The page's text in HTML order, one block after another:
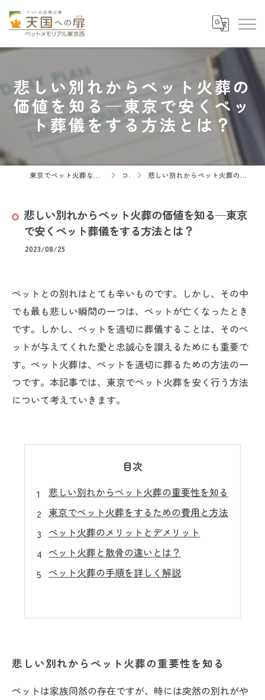
悲しい別れからペット火葬の
価値を知る—東京で安くペッ
ト葬儀をする方法とは？
東京でペット火葬なら天国への扉 ペットメモリアル東京西 コラム 悲しい別れからペット火葬の価値を知る—東京で安くペット葬儀をする方法とは？
悲しい別れからペット火葬の価値を知る—東京
で安くペット葬儀をする方法とは？
2023/08/25
ペットとの別れはとても辛いものです。しかし、その中
でも最も悲しい瞬間の一つは、ペットが亡くなったとき
です。しかし、ペットを適切に葬儀することは、そのペ
ットが与えてくれた愛と忠誠心を讃えるためにも重要で
す。ペット火葬は、ペットを適切に葬るための方法の一
つです。本記事では、東京でペット火葬を安く行う方法
について考えていきます。
目次
悲しい別れからペット火葬の重要性を知る
東京でペット火葬をするための費用と方法
ペット火葬のメリットとデメリット
ペット火葬と散骨の違いとは？
ペット火葬の手順を詳しく解説
悲しい別れからペット火葬の重要性を知る
ペットは家族同然の存在ですが、時には突然の別れがや